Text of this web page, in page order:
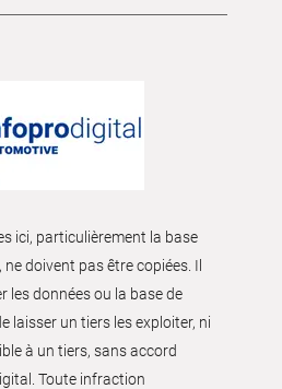
ici, particulièrement la base
doivent pas être copiées. Il
les données ou la base de
laisser un tiers les exploiter, ni
à un tiers, sans accord
Toute infraction